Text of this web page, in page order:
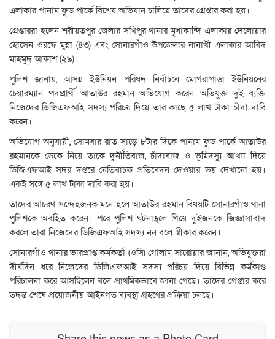
এলাকার পানাম ফুড পার্কে বিশেষ অভিযান চালিয়ে তাদের গ্রেপ্তার করা হয়।
গ্রেপ্তাররা হলেন শরীয়তপুর জেলার সখিপুর থানার মৃধাকান্দি এলাকার দেলোয়ার
হোসেন ওরফে মুন্না (৪৩) এবং সোনারগাঁও উপজেলার নানাখী এলাকার আবিদ
মাহমুদ আকাশ (২৯)।
পুলিশ জানায়, আসন্ন ইউনিয়ন পরিষদ নির্বাচনে মোগরাপাড়া ইউনিয়নের
চেয়ারম্যান পদপ্রার্থী আতাউর রহমান অভিযোগ করেন, অভিযুক্ত দুই ব্যক্তি
নিজেদের ডিজিএফআই সদস্য পরিচয় দিয়ে তার কাছে ৫ লাখ টাকা চাঁদা দাবি
করেন।
অভিযোগ অনুযায়ী, সোমবার রাত সাড়ে ৮টার দিকে পানাম ফুড পার্কে আতাউর
রহমানকে ডেকে নিয়ে তাকে দুর্নীতিবাজ, চাঁদাবাজ ও ভূমিদস্যু আখ্যা দিয়ে
ডিজিএফআই সদর দপ্তরে নেতিবাচক প্রতিবেদন দেওয়ার ভয় দেখানো হয়।
একই সঙ্গে ৫ লাখ টাকা দাবি করা হয়।
তাদের আচরণ সন্দেহজনক মনে হলে আতাউর রহমান বিষয়টি সোনারগাঁও থানা
পুলিশকে অবহিত করেন। পরে পুলিশ ঘটনাস্থলে গিয়ে দুইজনকে জিজ্ঞাসাবাদ
করলে তারা নিজেদের ডিজিএফআই সদস্য নন বলে স্বীকার করেন।
সোনারগাঁও থানার ভারপ্রাপ্ত কর্মকর্তা (ওসি) গোলাম সারোয়ার জানান, অভিযুক্তরা
দীর্ঘদিন ধরে নিজেদের ডিজিএফআই সদস্য পরিচয় দিয়ে বিভিন্ন কর্মকাণ্ড
পরিচালনা করে আসছিলেন বলে প্রাথমিকভাবে জানা গেছে। তাদের গ্রেপ্তার করে
তদন্ত শেষে প্রয়োজনীয় আইনগত ব্যবস্থা গ্রহণের প্রক্রিয়া চলছে।